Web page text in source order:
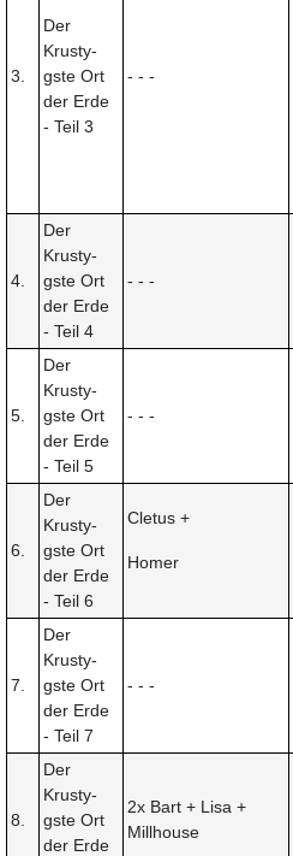
3.
Der
Krusty-
gste Ort
der Erde
- Teil 3
- - -
4.
Der
Krusty-
gste Ort
der Erde
- Teil 4
- - -
5.
Der
Krusty-
gste Ort
der Erde
- Teil 5
- - -
6.
Der
Krusty-
gste Ort
der Erde
- Teil 6
Cletus +
Homer
7.
Der
Krusty-
gste Ort
der Erde
- Teil 7
- - -
8.
Der
Krusty-
gste Ort
der Erde
2x Bart + Lisa +
Millhouse